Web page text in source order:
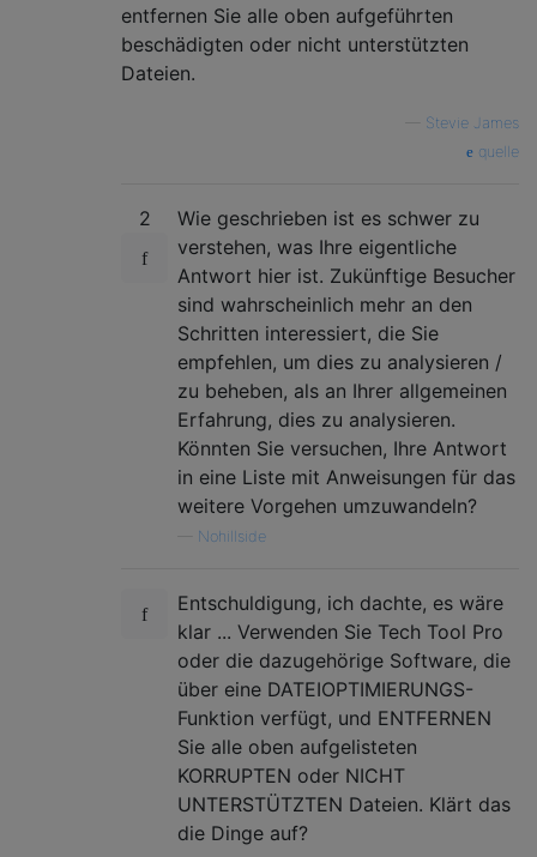
entfernen Sie alle oben aufgeführten
beschädigten oder nicht unterstützten
Dateien.
Stevie James
quelle
2
Wie geschrieben ist es schwer zu
verstehen, was Ihre eigentliche
Antwort hier ist. Zukünftige Besucher
sind wahrscheinlich mehr an den
Schritten interessiert, die Sie
empfehlen, um dies zu analysieren /
zu beheben, als an Ihrer allgemeinen
Erfahrung, dies zu analysieren.
Könnten Sie versuchen, Ihre Antwort
in eine Liste mit Anweisungen für das
weitere Vorgehen umzuwandeln?
Nohillside
Entschuldigung, ich dachte, es wäre
klar ... Verwenden Sie Tech Tool Pro
oder die dazugehörige Software, die
über eine DATEIOPTIMIERUNGS-
Funktion verfügt, und ENTFERNEN
Sie alle oben aufgelisteten
KORRUPTEN oder NICHT
UNTERSTÜTZTEN Dateien. Klärt das
die Dinge auf?